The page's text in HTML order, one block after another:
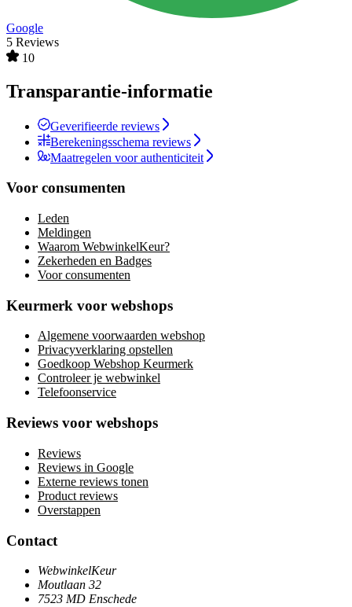
Google
5 Reviews
10
Transparantie-informatie
Geverifieerde reviews
Berekeningsschema reviews
Maatregelen voor authenticiteit
Voor consumenten
Leden
Meldingen
Waarom WebwinkelKeur?
Zekerheden en Badges
Voor consumenten
Keurmerk voor webshops
Algemene voorwaarden webshop
Privacyverklaring opstellen
Goedkoop Webshop Keurmerk
Controleer je webwinkel
Telefoonservice
Reviews voor webshops
Reviews
Reviews in Google
Externe reviews tonen
Product reviews
Overstappen
Contact
WebwinkelKeur
Moutlaan 32
7523 MD Enschede